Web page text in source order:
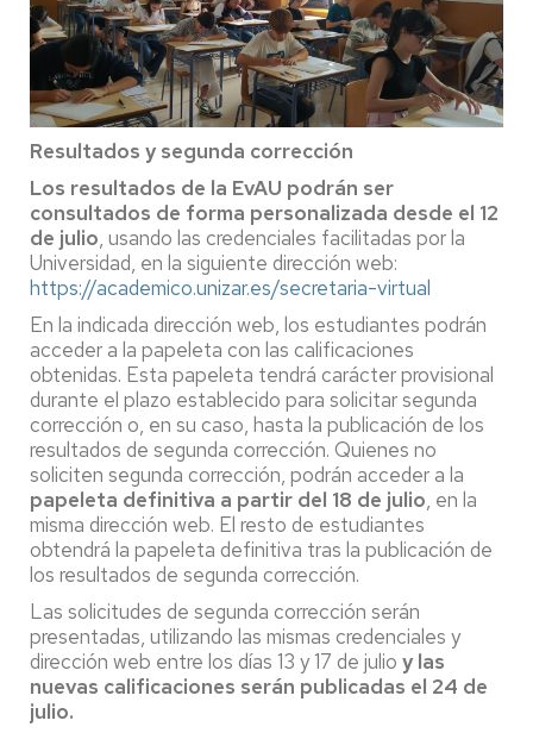
Resultados y segunda corrección
Los resultados de la EvAU podrán ser
consultados de forma personalizada desde el 12
de julio, usando las credenciales facilitadas por la
Universidad, en la siguiente dirección web:
https://academico.unizar.es/secretaria-virtual
En la indicada dirección web, los estudiantes podrán
acceder a la papeleta con las calificaciones
obtenidas. Esta papeleta tendrá carácter provisional
durante el plazo establecido para solicitar segunda
corrección o, en su caso, hasta la publicación de los
resultados de segunda corrección. Quienes no
soliciten segunda corrección, podrán acceder a la
papeleta definitiva a partir del 18 de julio, en la
misma dirección web. El resto de estudiantes
obtendrá la papeleta definitiva tras la publicación de
los resultados de segunda corrección.
Las solicitudes de segunda corrección serán
presentadas, utilizando las mismas credenciales y
dirección web entre los días 13 y 17 de julio y las
nuevas calificaciones serán publicadas el 24 de
julio.